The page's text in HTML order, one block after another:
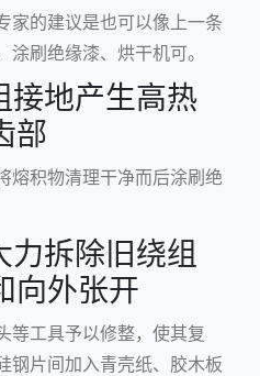
家的建议是也可以像上一条
刷绝缘漆、烘干机可。
接地产生高热
部
熔积物清理干净而后涂刷绝
拆除旧绕组
向外张开
等工具予以修整，使其复
钢片间加入青壳纸、胶木板